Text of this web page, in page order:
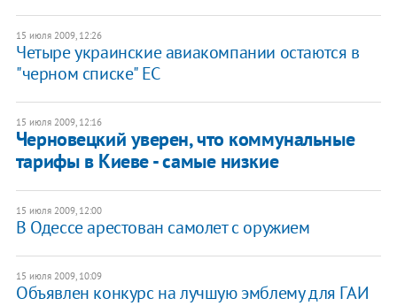
15 июля 2009, 12:26
Четыре украинские авиакомпании остаются в
"черном списке" ЕС
15 июля 2009, 12:16
Черновецкий уверен, что коммунальные
тарифы в Киеве - самые низкие
15 июля 2009, 12:00
В Одессе арестован самолет с оружием
15 июля 2009, 10:09
Объявлен конкурс на лучшую эмблему для ГАИ